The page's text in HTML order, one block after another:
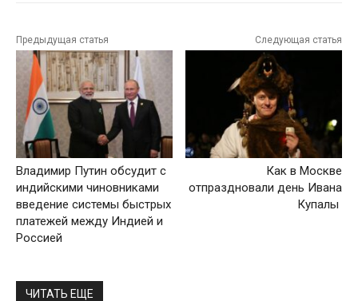
Предыдущая статья
Владимир Путин обсудит с
индийскими чиновниками
введение системы быстрых
платежей между Индией и
Россией
Следующая статья
Как в Москве
отпраздновали день Ивана
Купалы
ЧИТАТЬ ЕЩЕ